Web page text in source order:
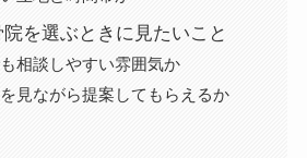
を選ぶときに見たいこと
相談しやすい雰囲気か
見ながら提案してもらえるか